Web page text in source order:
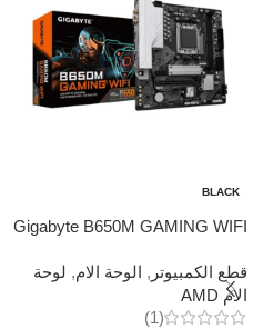
BLACK
Gigabyte B650M GAMING WIFI
قطع الكمبيوتر , الوحة الام, لوحة
الام AMD
(1)